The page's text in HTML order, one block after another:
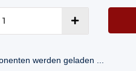
werden geladen ...